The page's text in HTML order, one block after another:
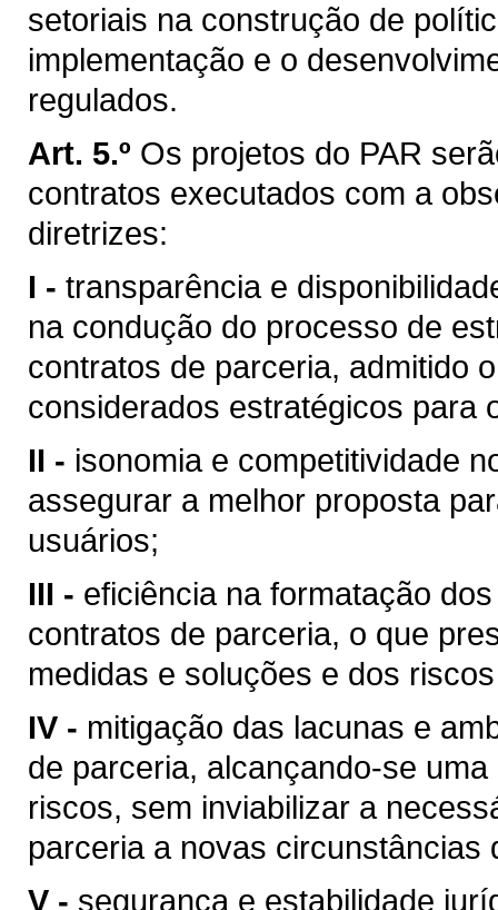
setoriais na construção de
implementação e o
regulados.
Art. 5.º Os projetos do PAR
contratos executados com a
diretrizes:
I - transparência e
na condução do processo de
contratos de parceria, admitido
considerados estratégicos para
II - isonomia e competitividade
assegurar a melhor proposta
usuários;
III - eficiência na formatação
contratos de parceria, o que
medidas e soluções e dos
IV - mitigação das lacunas e
de parceria, alcançando-se
riscos, sem inviabilizar a
parceria a novas circunstâncias
V - segurança e estabilidade